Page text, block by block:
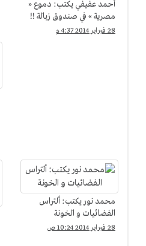
أحمد عفيفي يكتب: دموع «
مصرية » في صندوق زبالة !!
28 فبراير 2014 4:37 م
محمد نور يكتب: ألتراس
الفضائيات و الخونة
28 فبراير 2014 10:24 ص